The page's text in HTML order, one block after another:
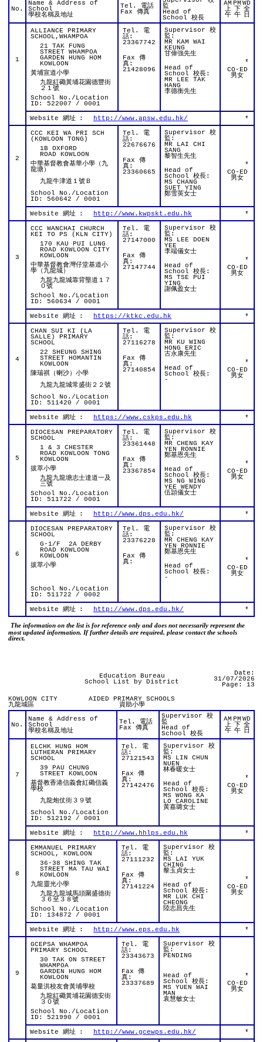
No.
Name & Address of
School
學校名稱及地址
Tel. 電話
Fax 傳真
監
Head of
School 校長
AM
上
午
PM
下
午
WD
全
日
1
ALLIANCE PRIMARY
SCHOOL,WHAMPOA
21 TAK FUNG
STREET WHAMPOA
GARDEN HUNG HOM
KOWLOON
黃埔宣道小學
九龍紅磡黃埔花園德豐街
２１號
School No./Location
ID: 522007 / 0001
Tel. 電
話:
23367742
Fax 傳
真:
21428096
Supervisor 校
監:
MR KAM WAI
KEUNG
甘偉強先生
Head of
School 校長:
MR LEE TAK
HANG
李德衡先生
*
CO-ED
男女
Website 網址 : http://www.apsw.edu.hk/ *
2
CCC KEI WA PRI SCH
(KOWLOON TONG)
1B OXFORD
ROAD KOWLOON
中華基督教會基華小學（九
龍塘）
九龍牛津道１號Ｂ
School No./Location
ID: 560642 / 0001
Tel. 電
話:
22676676
Fax 傳
真:
23360665
Supervisor 校
監:
MR LAI CHI
SANG
黎智生先生
Head of
School 校長:
MS CHANG
SUET YING
鄭雪英女士
*
CO-ED
男女
Website 網址 : http://www.kwpskt.edu.hk *
3
CCC WANCHAI CHURCH
KEI TO PS (KLN CITY)
170 KAU PUI LUNG
ROAD KOWLOON CITY
KOWLOON
中華基督教會灣仔堂基道小
學（九龍城）
九龍九龍城靠背壟道１７
０號
School No./Location
ID: 560634 / 0001
Tel. 電
話:
27147000
Fax 傳
真:
27147744
Supervisor 校
監:
MS LEE DOEN
YEE
李端儀女士
Head of
School 校長:
MS TSE PUI
YING
謝佩盈女士
*
CO-ED
男女
Website 網址 : https://ktkc.edu.hk *
4
CHAN SUI KI (LA
SALLE) PRIMARY
SCHOOL
22 SHEUNG SHING
STREET HOMANTIN
KOWLOON
陳瑞祺（喇沙）小學
九龍九龍城常盛街２２號
School No./Location
ID: 511420 / 0001
Tel. 電
話:
27116278
Fax 傳
真:
27140854
Supervisor 校
監:
MR KU WING
HONG ERIC
古永康先生
Head of
School 校長:
-
*
CO-ED
男女
Website 網址 : https://www.cskps.edu.hk *
5
DIOCESAN PREPARATORY
SCHOOL
1 & 3 CHESTER
ROAD KOWLOON TONG
KOWLOON
拔萃小學
九龍九龍塘志士達道一及
三號
School No./Location
ID: 511722 / 0001
Tel. 電
話:
23361448
Fax 傳
真:
23367854
Supervisor 校
監:
MR CHENG KAY
YEN RONNIE
鄭基恩先生
Head of
School 校長:
MS NG WING
YEE WENDY
伍頴儀女士
*
CO-ED
男女
Website 網址 : http://www.dps.edu.hk/ *
6
DIOCESAN PREPARATORY
SCHOOL
G-1/F 2A DERBY
ROAD KOWLOON
KOWLOON
拔萃小學
School No./Location
ID: 511722 / 0002
Tel. 電
話:
23376228
Fax 傳
真:
Supervisor 校
監:
MR CHENG KAY
YEN RONNIE
鄭基恩先生
Head of
School 校長:
-
*
CO-ED
男女
Website 網址 : http://www.dps.edu.hk/ *
The information on the list is for reference only and does not necessarily represent the
most updated information. If further details are required, please contact the schools
direct.
Education Bureau
School List by District
Date:
31/07/2026
Page: 13
KOWLOON CITY
九龍城區
AIDED PRIMARY SCHOOLS
資助小學
No.
Name & Address of
School
學校名稱及地址
Tel. 電話
Fax 傳真
Supervisor 校
監
Head of
School 校長
AM
上
午
PM
下
午
WD
全
日
7
ELCHK HUNG HOM
LUTHERAN PRIMARY
SCHOOL
39 PAU CHUNG
STREET KOWLOON
基督教香港信義會紅磡信義
學校
九龍炮仗街３９號
School No./Location
ID: 512192 / 0001
Tel. 電
話:
27121543
Fax 傳
真:
27142476
Supervisor 校
監:
MS LIN CHUN
NUEN
林春暖女士
Head of
School 校長:
MS WONG KA
LO CAROLINE
黃嘉璐女士
*
CO-ED
男女
Website 網址 : http://www.hhlps.edu.hk *
8
EMMANUEL PRIMARY
SCHOOL, KOWLOON
36-38 SHING TAK
STREET MA TAU WAI
KOWLOON
九龍靈光小學
九龍九龍城馬頭圍盛德街
３６至３８號
School No./Location
ID: 134872 / 0001
Tel. 電
話:
27111232
Fax 傳
真:
27141224
Supervisor 校
監:
MS LAI YUK
CHING
黎玉貞女士
Head of
School 校長:
MR LUK CHI
CHEONG
陸志昌先生
*
CO-ED
男女
Website 網址 : http://www.eps.edu.hk *
9
GCEPSA WHAMPOA
PRIMARY SCHOOL
30 TAK ON STREET
WHAMPOA
GARDEN HUNG HOM
KOWLOON
葛量洪校友會黃埔學校
九龍紅磡黃埔花園德安街
３０號
School No./Location
ID: 521990 / 0001
Tel. 電
話:
23343673
Fax 傳
真:
23337689
Supervisor 校
監:
PENDING
Head of
School 校長:
MS YUEN WAI
MAN
袁慧敏女士
*
CO-ED
男女
Website 網址 : http://www.gcewps.edu.hk/ *